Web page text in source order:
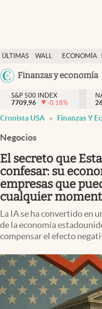
ÚLTIMAS
NOTICIAS
WALL
DÓLAR
ECONOMÍA
Finanzas y economía
Finanzas y economía
Wall Street y dólar
Inmigración
Espiritual
Streaming
PC y mobile
Lifestyle
S&P 500 INDEX
7709,96
-0.18%
Cronista USA Finanzas Y
Negocios
El secreto que
confesar: su
empresas que
cualquier
La IA se ha convertido en
de la economía
compensar el efecto